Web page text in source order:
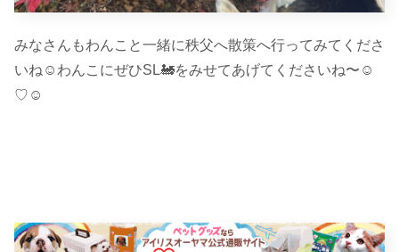
みなさんもわんこと一緒に秩父へ散策へ行ってみてくださ
いね☺︎わんこにぜひSL🚂をみせてあげてくださいね〜☺︎
♡☺︎